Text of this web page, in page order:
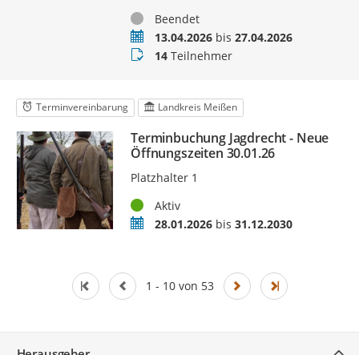
StatusBeendet
Termin13.04.2026bis 27.04.2026
Teilnehmer
14Teilnehmer
Terminvereinbarung Landkreis Meißen
Terminbuchung Jagdrecht - Neue
Öffnungszeiten 30.01.26
Platzhalter 1
StatusAktiv
Zeitraum28.01.2026bis 31.12.2030
1 - 10 von 53